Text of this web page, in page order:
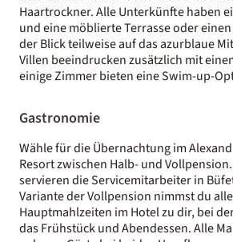
Haartrockner. Alle Unterkünfte haben
und eine möblierte Terrasse oder
der Blick teilweise auf das azurblaue
Villen beeindrucken zusätzlich mit
einige Zimmer bieten eine Swim-up-
Gastronomie
Wähle für die Übernachtung im
Resort zwischen Halb- und
servieren die Servicemitarbeiter in
Variante der Vollpension nimmst du
Hauptmahlzeiten im Hotel zu dir, bei
das Frühstück und Abendessen. Alle